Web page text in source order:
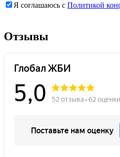
Я соглашаюсь с Политикой
поле
пустым.
поле
пустым.
Отзывы